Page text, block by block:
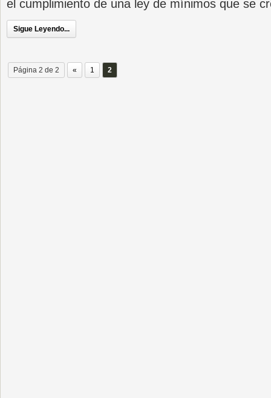
el cumplimiento de una ley de mínimos que se
Sigue Leyendo...
Página 2 de 2 « 1 2